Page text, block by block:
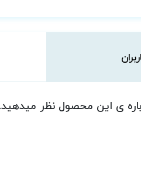
ی این محصول نظر میدهید.